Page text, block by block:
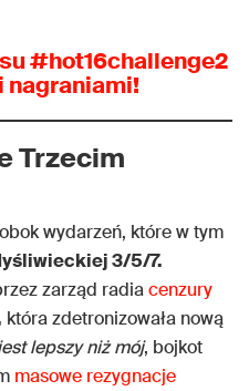
#hot16challenge2
nagraniami!
Trzecim
wydarzeń, które w tym
3/5/7.
zarząd radiacenzury
która zdetronizowała nową
lepszy niż mój, bojkot
masowe rezygnacje